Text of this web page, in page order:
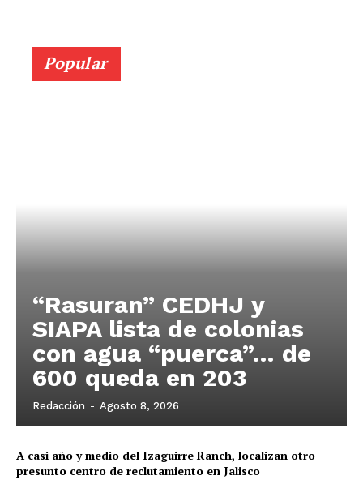
Popular
“Rasuran” CEDHJ y
SIAPA lista de colonias
con agua “puerca”… de
600 queda en 203
Redacción - Agosto 8, 2026
A casi año y medio del Izaguirre Ranch, localizan otro
presunto centro de reclutamiento en Jalisco